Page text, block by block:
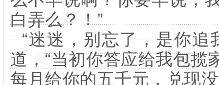
白弄么？！”
“迷迷，别忘了，是你追
道，“当初你答应给我包揽
每月给你的五千元，兑现